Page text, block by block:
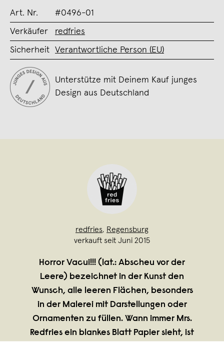
Art. Nr. #0496-01
Verkäufer redfries
Sicherheit Verantwortliche Person (EU)
Unterstütze mit Deinem Kauf junges
Design aus Deutschland
redfries, Regensburg
verkauft seit Juni 2015
Horror Vacui!!! (lat.: Abscheu vor der
Leere) bezeichnet in der Kunst den
Wunsch, alle leeren Flächen, besonders
in der Malerei mit Darstellungen oder
Ornamenten zu füllen. Wann immer Mrs.
Redfries ein blankes Blatt Papier sieht, ist